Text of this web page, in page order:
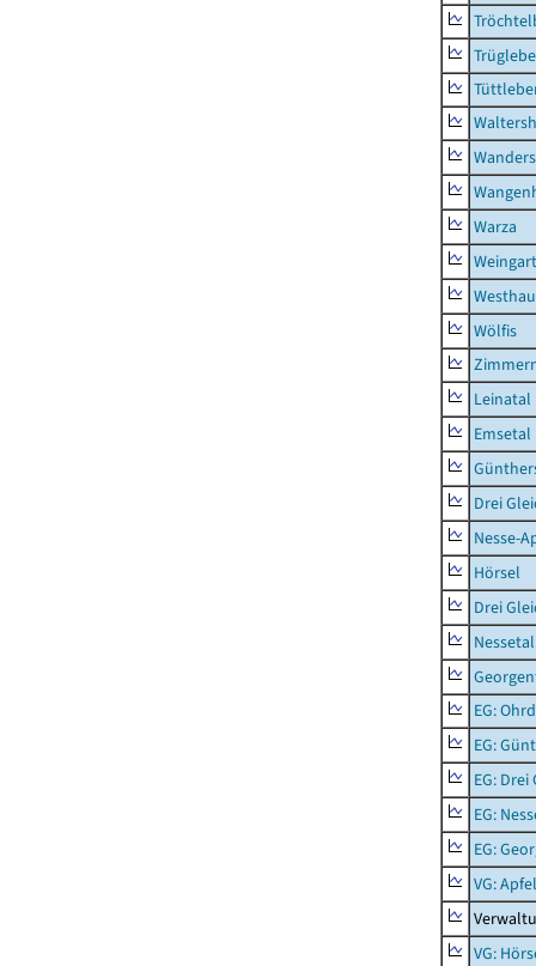
Warza
Wölfis
Leinatal
Emsetal
Drei
Nesse-
Hörsel
Drei
Nessetal
EG:
EG:
EG:
EG:
EG:
VG:
VG: